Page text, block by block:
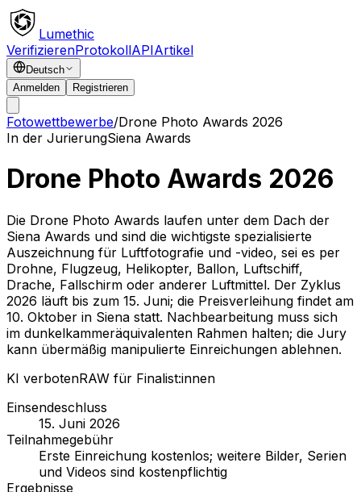
Lumethic
VerifizierenProtokollAPIArtikel
Deutsch
Anmelden
Registrieren
Fotowettbewerbe/Drone Photo Awards 2026
In der JurierungSiena Awards
Drone Photo Awards 2026
Die Drone Photo Awards laufen unter dem Dach der
Siena Awards und sind die wichtigste spezialisierte
Auszeichnung für Luftfotografie und -video, sei es per
Drohne, Flugzeug, Helikopter, Ballon, Luftschiff,
Drache, Fallschirm oder anderer Luftmittel. Der Zyklus
2026 läuft bis zum 15. Juni; die Preisverleihung findet am
10. Oktober in Siena statt. Nachbearbeitung muss sich
im dunkelkammeräquivalenten Rahmen halten; die Jury
kann übermäßig manipulierte Einreichungen ablehnen.
KI verbotenRAW für Finalist:innen
Einsendeschluss
15. Juni 2026
Teilnahmegebühr
Erste Einreichung kostenlos; weitere Bilder, Serien
und Videos sind kostenpflichtig
Ergebnisse